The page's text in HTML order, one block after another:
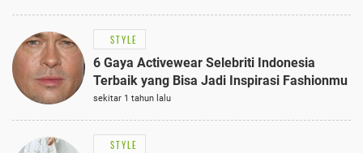
STYLE
6 Gaya Activewear Selebriti Indonesia
Terbaik yang Bisa Jadi Inspirasi Fashionmu
sekitar 1 tahun lalu
STYLE